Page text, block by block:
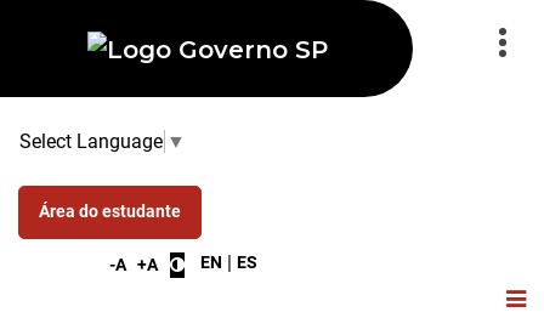
Select Language ▼
Área do estudante
-A +A EN | ES